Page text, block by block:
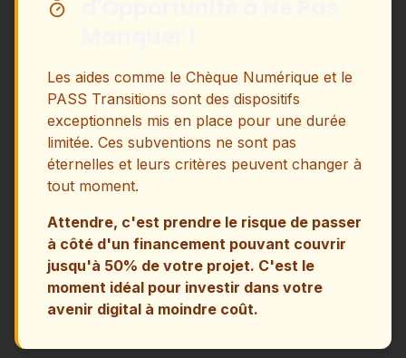
Les aides comme le Chèque Numérique et le
PASS Transitions sont des dispositifs
exceptionnels mis en place pour une durée
limitée. Ces subventions ne sont pas
éternelles et leurs critères peuvent changer à
tout moment.
Attendre, c'est prendre le risque de passer
à côté d'un financement pouvant couvrir
jusqu'à 50% de votre projet. C'est le
moment idéal pour investir dans votre
avenir digital à moindre coût.